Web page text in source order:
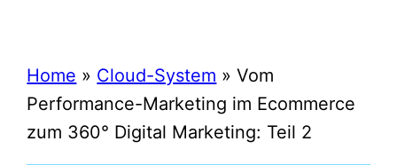
Home » Cloud-System »Vom
Performance-Marketing im Ecommerce
zum 360° Digital Marketing: Teil 2